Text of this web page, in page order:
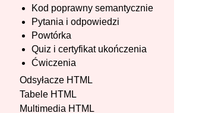
Kod poprawny semantycznie
Pytania i odpowiedzi
Powtórka
Quiz i certyfikat ukończenia
Ćwiczenia
Odsyłacze HTML
Tabele HTML
Multimedia HTML